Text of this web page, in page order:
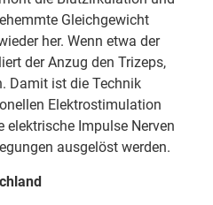
Gleichgewicht
her. Wenn etwa der
der Anzug den Trizeps,
Damit ist die Technik
Elektrostimulation
elektrische Impulse Nerven
ausgelöst werden.